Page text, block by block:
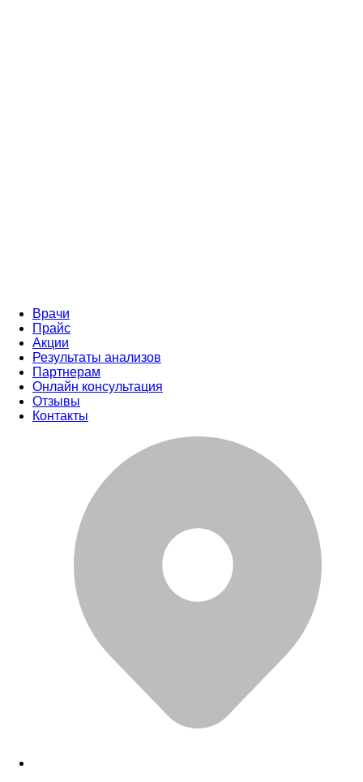
Врачи
Прайс
Акции
Результаты анализов
Партнерам
Онлайн консультация
Отзывы
Контакты